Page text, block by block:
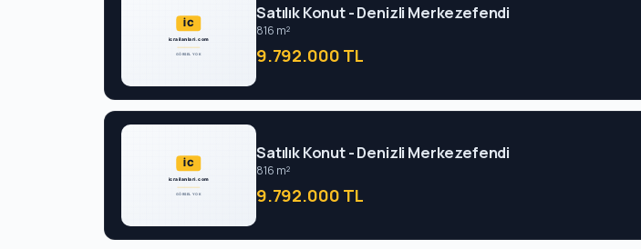
Satılık Konut - Denizli Merkezefendi
816 m²
9.792.000 TL
Satılık Konut - Denizli Merkezefendi
816 m²
9.792.000 TL